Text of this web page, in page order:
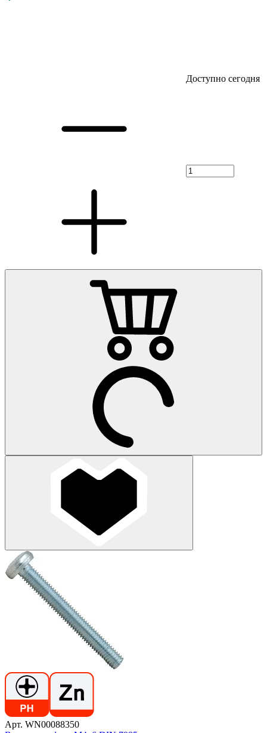
Доступно сегодня
Арт. WN00088350